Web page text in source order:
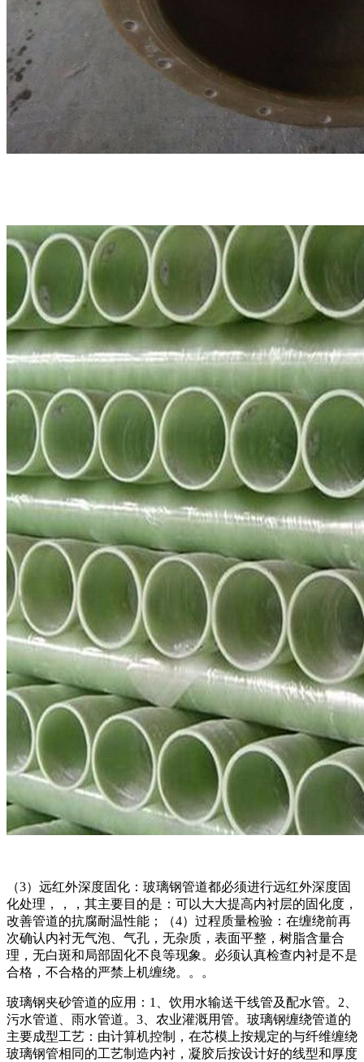
（3）远红外深度固化：玻璃钢管道都必须进行远红外深度固
化处理，，，其主要目的是：可以大大提高内衬层的固化度，
改善管道的抗腐耐温性能；（4）过程质量检验：在缠绕前再
次确认内衬无气泡、气孔，无杂质，表面平整，树脂含量合
理，无白斑和局部固化不良等现象。必须认真检查内衬是不是
合格，不合格的严禁上机缠绕。。。
玻璃钢夹砂管道的应用：1、饮用水输送干线管及配水管。2、
污水管道、雨水管道。3、农业灌溉用管。玻璃钢缠绕管道的
主要成型工艺：由计算机控制，在芯模上按规定的与纤维缠绕
玻璃钢管相同的工艺制造内衬，凝胶后按设计好的线型和厚度